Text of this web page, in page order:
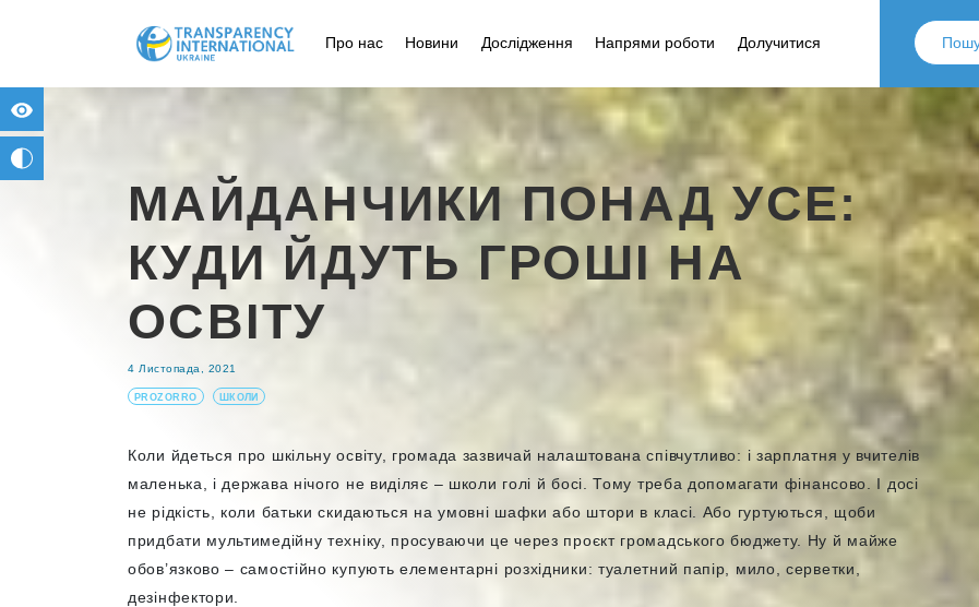
Про нас Новини Дослідження Напрями роботи Долучитися
МАЙДАНЧИКИ ПОНАД УСЕ:
КУДИ ЙДУТЬ ГРОШІ НА
ОСВІТУ
4 Листопада, 2021
PROZORRO ШКОЛИ
Коли йдеться про шкільну освіту, громада зазвичай налаштована співчутливо: і зарплатня у вчителів
маленька, і держава нічого не виділяє – школи голі й босі. Тому треба допомагати фінансово. І досі
не рідкість, коли батьки скидаються на умовні шафки або штори в класі. Або гуртуються, щоби
придбати мультимедійну техніку, просуваючи це через проєкт громадського бюджету. Ну й майже
обов’язково – самостійно купують елементарні розхідники: туалетний папір, мило, серветки,
дезінфектори.